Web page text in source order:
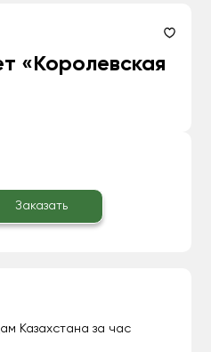
«Королевская
Заказать
Казахстана за час